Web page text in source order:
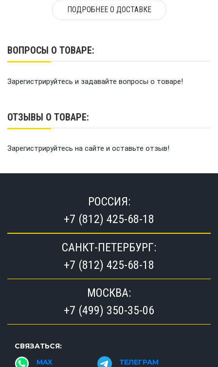
ПОДРОБНЕЕ О ДОСТАВКЕ
ВОПРОСЫ О ТОВАРЕ:
Зарегистрируйтесь и задавайте вопросы о товаре!
ОТЗЫВЫ О ТОВАРЕ:
Зарегистрируйтесь на сайте и оставьте отзыв!
РОССИЯ:
+7 (812) 425-68-18
САНКТ-ПЕТЕРБУРГ:
+7 (812) 425-68-18
МОСКВА:
+7 (499) 350-35-06
СВЯЗАТЬСЯ:
MAX
ТЕЛЕГРАМ